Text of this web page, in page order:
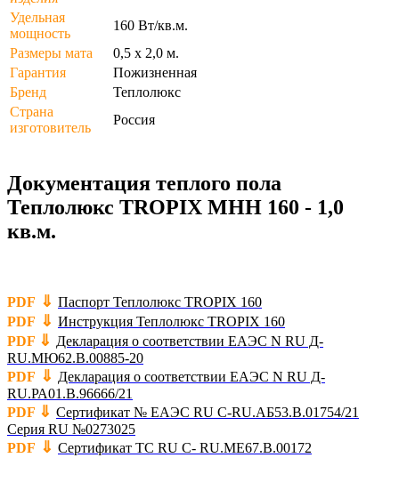
Удельная
мощность
160 Вт/кв.м.
Размеры мата
0,5 х 2,0 м.
Гарантия
Пожизненная
Бренд
Теплолюкс
Страна
изготовитель
Россия
Документация теплого пола
Теплолюкс TROPIX МНН 160 - 1,0
кв.м.
PDF ⇓ Паспорт Теплолюкс TROPIX 160
PDF ⇓ Инструкция Теплолюкс TROPIX 160
PDF ⇓ Декларация о соответствии ЕАЭС N RU Д-
RU.МЮ62.В.00885-20
PDF ⇓ Декларация о соответствии ЕАЭС N RU Д-
RU.РА01.В.96666/21
PDF ⇓ Сертификат № ЕАЭС RU C-RU.АБ53.В.01754/21
Серия RU №0273025
PDF ⇓ Сертификат TC RU C- RU.ME67.B.00172